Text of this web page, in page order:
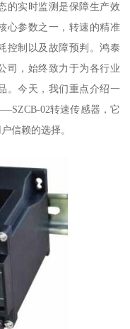
的实时监测是保障生产效
心参数之一，转速的精准
控制以及故障预判。鸿泰
司，始终致力于为各行业
。今天，我们重点介绍一
02转速传感器，它
信赖的选择。